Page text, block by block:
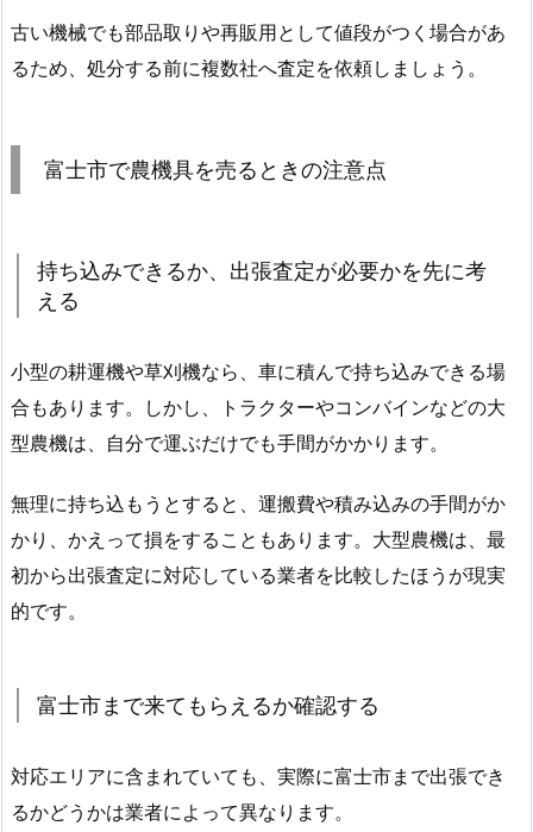
古い機械でも部品取りや再販用として値段がつく場合があ
るため、処分する前に複数社へ査定を依頼しましょう。
富士市で農機具を売るときの注意点
持ち込みできるか、出張査定が必要かを先に考
える
小型の耕運機や草刈機なら、車に積んで持ち込みできる場
合もあります。しかし、トラクターやコンバインなどの大
型農機は、自分で運ぶだけでも手間がかかります。
無理に持ち込もうとすると、運搬費や積み込みの手間がか
かり、かえって損をすることもあります。大型農機は、最
初から出張査定に対応している業者を比較したほうが現実
的です。
富士市まで来てもらえるか確認する
対応エリアに含まれていても、実際に富士市まで出張でき
るかどうかは業者によって異なります。